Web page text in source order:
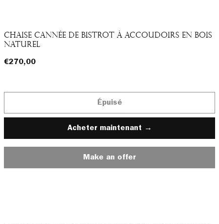
Chaise cannée de bistrot à accoudoirs en bois
naturel
Prix
€270,00
Épuisé
Acheter maintenant
Make an offer